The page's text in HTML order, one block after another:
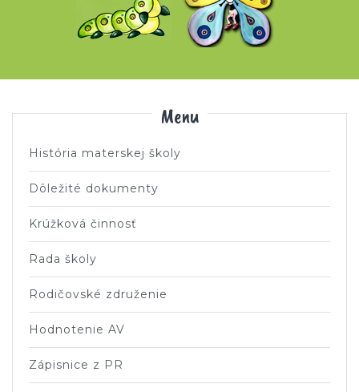
Menu
História materskej školy
Dôležité dokumenty
Krúžková činnosť
Rada školy
Rodičovské združenie
Hodnotenie AV
Zápisnice z PR